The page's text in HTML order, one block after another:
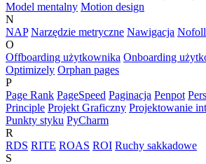
Model mentalny Motion design
N
NAP Narzędzie metryczne Nawigacja
O
Offboarding użytkownika Onboarding
Optimizely Orphan pages
P
Page Rank PageSpeed Paginacja Penpot
Principle Projekt Graficzny Projektowanie
Punkty styku PyCharm
R
RDS RITE ROAS ROI Ruchy sakkadowe
S